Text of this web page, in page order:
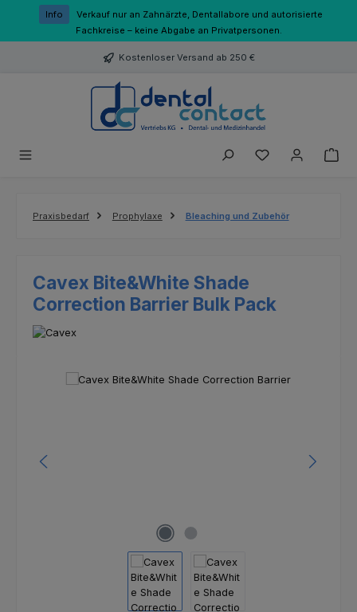
Zum Hauptinhalt springen
Info
Verkauf nur an Zahnärzte, Dentallabore und autorisierte
Fachkreise – keine Abgabe an Privatpersonen.
Kostenloser Versand ab 250 €
Du hast 0
Praxisbedarf Prophylaxe Bleaching und Zubehör
Cavex Bite&White Shade
Correction Barrier Bulk Pack
Bildergalerie überspringen